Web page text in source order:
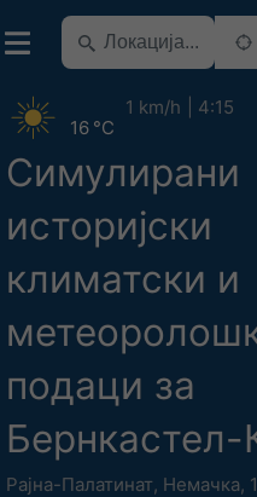
Симулирани
историјски
климатски и
подаци за
Бернкастел-
Рајна-Палатинат, Немачка,
16 °C
1 km/h 4:15